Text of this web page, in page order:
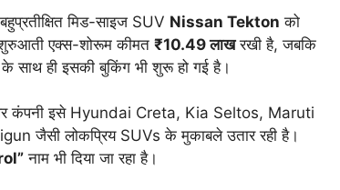
मिड-साइज SUV Nissan Tekton को
शुरुआती एक्स-शोरूम कीमत ₹10.49 लाखरखी है, जबकि
साथ ही इसकी बुकिंग भी शुरू हो गई है।
और कंपनी इसे Hyundai Creta, Kia Seltos, Maruti
जैसी लोकप्रिय SUVs के मुकाबले उतार रही है।
नाम भी दिया जा रहा है।